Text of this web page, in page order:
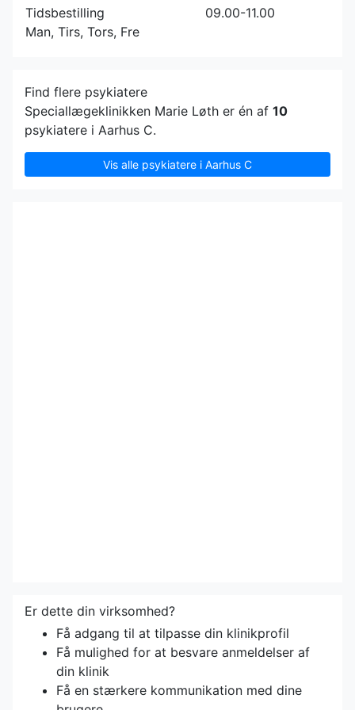
Tidsbestilling
09.00-11.00
Man, Tirs, Tors, Fre
Find flere psykiatere
Speciallægeklinikken Marie Løth er én af 10
psykiatere i Aarhus C.
Vis alle psykiatere i Aarhus C
Er dette din virksomhed?
Få adgang til at tilpasse din klinikprofil
Få mulighed for at besvare anmeldelser af
din klinik
Få en stærkere kommunikation med dine